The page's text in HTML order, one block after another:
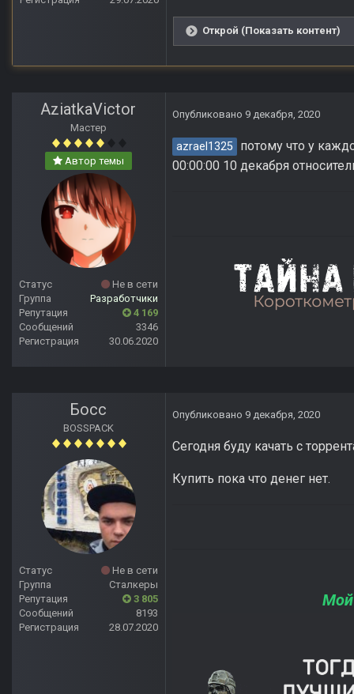
Открой (Показать контент)
AziatkaVictor
Мастер
Автор темы
Статус
Не в сети
Группа
Разработчики
Репутация
4 169
Сообщений
3346
Регистрация
30.06.2020
Опубликовано 9 декабря, 2020
azrael1325 потому что у
00:00:00 10 декабря
Босс
BOSSPACK
Статус
Не в сети
Группа
Сталкеры
Репутация
3 805
Сообщений
8193
Регистрация
28.07.2020
Опубликовано 9 декабря, 2020
Сегодня буду качать с
Купить пока что денег нет.